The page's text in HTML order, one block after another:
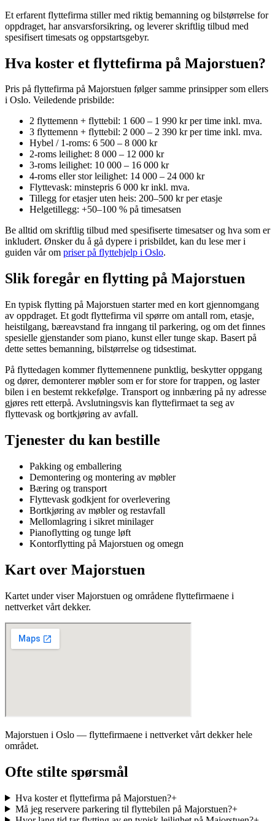
Et erfarent flyttefirma stiller med riktig bemanning og bilstørrelse for
oppdraget, har ansvarsforsikring, og leverer skriftlig tilbud med
spesifisert timesats og oppstartsgebyr.
Hva koster et flyttefirma på Majorstuen?
Pris på flyttefirma på Majorstuen følger samme prinsipper som ellers
i Oslo. Veiledende prisbilde:
2 flyttemenn + flyttebil: 1 600 – 1 990 kr per time inkl. mva.
3 flyttemenn + flyttebil: 2 000 – 2 390 kr per time inkl. mva.
Hybel / 1-roms: 6 500 – 8 000 kr
2-roms leilighet: 8 000 – 12 000 kr
3-roms leilighet: 10 000 – 16 000 kr
4-roms eller stor leilighet: 14 000 – 24 000 kr
Flyttevask: minstepris 6 000 kr inkl. mva.
Tillegg for etasjer uten heis: 200–500 kr per etasje
Helgetillegg: +50–100 % på timesatsen
Be alltid om skriftlig tilbud med spesifiserte timesatser og hva som er
inkludert. Ønsker du å gå dypere i prisbildet, kan du lese mer i
guiden vår om priser på flyttehjelp i Oslo.
Slik foregår en flytting på Majorstuen
En typisk flytting på Majorstuen starter med en kort gjennomgang
av oppdraget. Et godt flyttefirma vil spørre om antall rom, etasje,
heistilgang, bæreavstand fra inngang til parkering, og om det finnes
spesielle gjenstander som piano, kunst eller tunge skap. Basert på
dette settes bemanning, bilstørrelse og tidsestimat.
På flyttedagen kommer flyttemennene punktlig, beskytter oppgang
og dører, demonterer møbler som er for store for trappen, og laster
bilen i en bestemt rekkefølge. Transport og innbæring på ny adresse
gjøres rett etterpå. Avslutningsvis kan flyttefirmaet ta seg av
flyttevask og bortkjøring av avfall.
Tjenester du kan bestille
Pakking og emballering
Demontering og montering av møbler
Bæring og transport
Flyttevask godkjent for overlevering
Bortkjøring av møbler og restavfall
Mellomlagring i sikret minilager
Pianoflytting og tunge løft
Kontorflytting på Majorstuen og omegn
Kart over Majorstuen
Kartet under viser Majorstuen og områdene flyttefirmaene i
nettverket vårt dekker.
Majorstuen i Oslo — flyttefirmaene i nettverket vårt dekker hele
området.
Ofte stilte spørsmål
Hva koster et flyttefirma på Majorstuen?+
Må jeg reservere parkering til flyttebilen på Majorstuen?+